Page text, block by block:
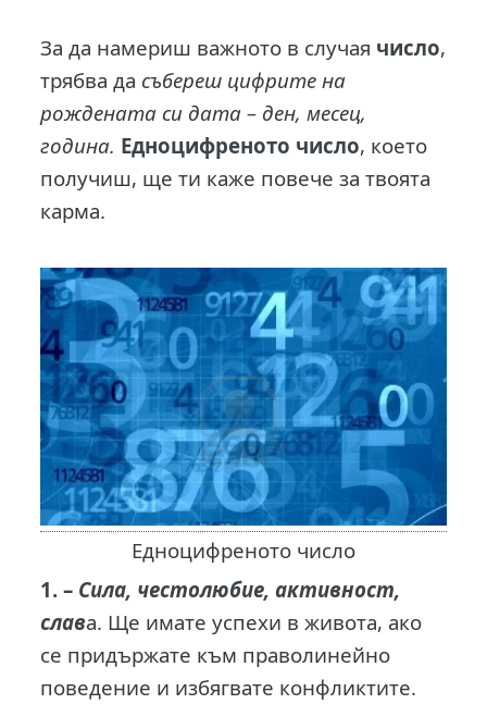
За да намериш важното в случая число,
трябва да събереш цифрите на
рождената си дата – ден, месец,
година. Едноцифреното число, което
получиш, ще ти каже повече за твоята
карма.
Едноцифреното число
1. – Сила, честолюбие, активност,
слава. Ще имате успехи в живота, ако
се придържате към праволинейно
поведение и избягвате конфликтите.